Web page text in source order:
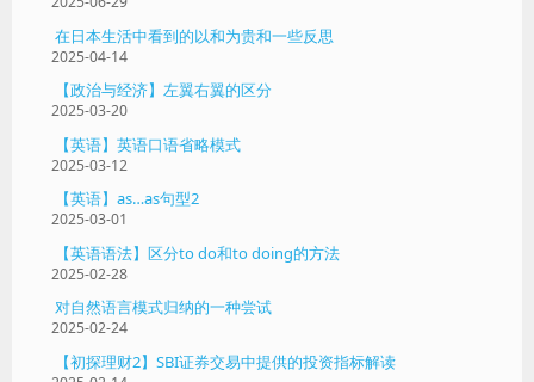
在日本生活中看到的以和为贵和一些反思
2025-04-14
【政治与经济】左翼右翼的区分
2025-03-20
【英语】英语口语省略模式
2025-03-12
【英语】as…as句型2
2025-03-01
【英语语法】区分to do和to doing的方法
2025-02-28
对自然语言模式归纳的一种尝试
2025-02-24
【初探理财2】SBI证券交易中提供的投资指标解读